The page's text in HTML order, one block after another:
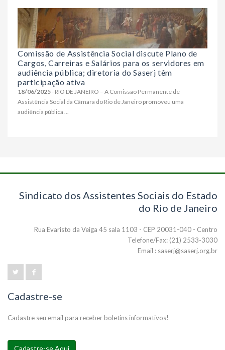
Comissão de Assistência Social discute Plano de
Cargos, Carreiras e Salários para os servidores em
audiência pública; diretoria do Saserj têm
participação ativa
18/06/2025- RIO DE JANEIRO – A Comissão Permanente de
Assistência Social da Câmara do Rio de Janeiro promoveu uma
audiência pública ...
Sindicato dos Assistentes Sociais do Estado
do Rio de Janeiro
Rua Evaristo da Veiga 45 sala 1103 - CEP 20031-040 - Centro
Telefone/Fax: (21) 2533-3030
Email : saserj@saserj.org.br
Cadastre-se
Cadastre seu email para receber boletins informativos!
Cadastre-se Aqui